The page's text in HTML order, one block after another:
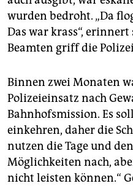
wurden bedroht. „Da
Das war krass“,
Beamten griff die
Binnen zwei Monaten
Polizeieinsatz nach
Bahnhofsmission. Es
einkehren, daher die
nutzen die Tage und
Möglichkeiten nach,
nicht leisten können.“